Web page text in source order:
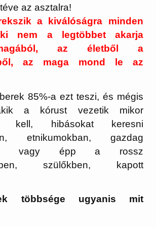
az asztalra!
a kiválóságra minden
nem a legtöbbet akarja
az életből a
az maga mond le az
85%-a ezt teszi, és mégis
a kórust vezetik mikor
kell, hibásokat keresni
etnikumokban, gazdag
vagy épp a rossz
szülőkben, kapott
többsége ugyanis mit